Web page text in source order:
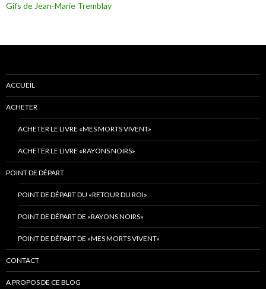
Gifs de Jean-Marie Tremblay
ACCUEIL
ACHETER
ACHETER LE LIVRE «MES MORTS VIVENT»
ACHETER LE LIVRE «RAYONS NOIRS»
POINT DE DÉPART
POINT DE DÉPART DU «RETOUR DU ROI»
POINT DE DÉPART DE «RAYONS NOIRS»
POINT DE DÉPART DE «MES MORTS VIVENT»
CONTACT
A PROPOS DE CE BLOG